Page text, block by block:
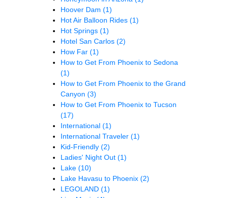
Hoover Dam (1)
Hot Air Balloon Rides (1)
Hot Springs (1)
Hotel San Carlos (2)
How Far (1)
How to Get From Phoenix to Sedona
(1)
How to Get From Phoenix to the Grand
Canyon (3)
How to Get From Phoenix to Tucson
(17)
International (1)
International Traveler (1)
Kid-Friendly (2)
Ladies' Night Out (1)
Lake (10)
Lake Havasu to Phoenix (2)
LEGOLAND (1)